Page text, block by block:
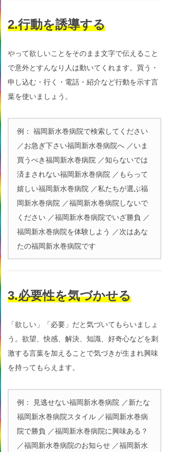
2.行動を誘導する
やって欲しいことをそのまま文字で伝えること
で意外とすんなり人は動いてくれます。買う・
申し込む・行く・電話・紹介など行動を示す言
葉を使いましょう。
例： 福岡新水巻病院で検索してください
／お急ぎ下さい福岡新水巻病院へ ／いま
買うべき福岡新水巻病院 ／知らないでは
済まされない福岡新水巻病院 ／もらって
嬉しい福岡新水巻病院 ／私たちが選ぶ福
岡新水巻病院 ／福岡新水巻病院しないで
ください ／福岡新水巻病院でいざ勝負 ／
福岡新水巻病院を体験しよう ／次はあな
たの福岡新水巻病院です
3.必要性を気づかせる
「欲しい」「必要」だと気づいてもらいましょ
う。欲望、快感、解決、知識、好奇心などを刺
激する言葉を加えることで気づきが生まれ興味
を持ってもらえます。
例： 見逃せない福岡新水巻病院 ／新たな
福岡新水巻病院スタイル ／福岡新水巻病
院で勝負 ／福岡新水巻病院に興味ある？
／福岡新水巻病院のお知らせ ／福岡新水